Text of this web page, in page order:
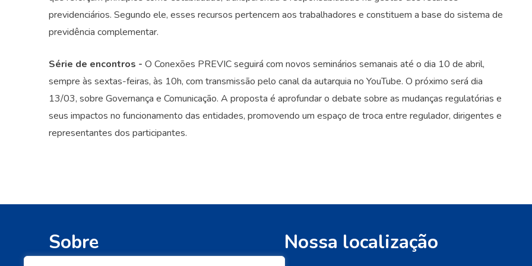
previdenciários. Segundo ele, esses recursos pertencem aos trabalhadores e constituem a base do sistema de
previdência complementar.
Série de encontros - O Conexões PREVIC seguirá com novos seminários semanais até o dia 10 de abril,
sempre às sextas-feiras, às 10h, com transmissão pelo canal da autarquia no YouTube. O próximo será dia
13/03, sobre Governança e Comunicação. A proposta é aprofundar o debate sobre as mudanças regulatórias e
seus impactos no funcionamento das entidades, promovendo um espaço de troca entre regulador, dirigentes e
representantes dos participantes.
Sobre Nossa localização